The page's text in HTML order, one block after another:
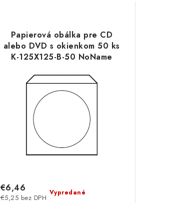
Papierová obálka pre CD
alebo DVD s okienkom 50 ks
K-125X125-B-50 NoName
Vypredané
€5,25 bez DPH
€6,46